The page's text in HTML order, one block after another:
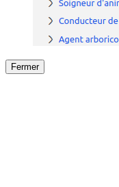
Fermer